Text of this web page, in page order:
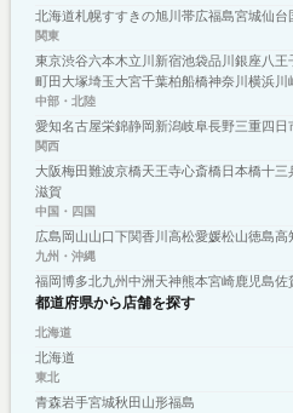
北海道札幌すすきの旭川 帯広福島宮城仙台
関東
東京渋谷六本木立川 新宿池袋品川 銀座八王
町田大塚埼玉大宮千葉柏船橋神奈川 横浜川
中部・北陸
愛知名古屋栄錦静岡新潟岐阜長野三重四日
関西
大阪梅田難波京橋天王寺心斎橋日本橋十三
滋賀
中国・四国
広島 岡山山口下関香川 高松愛媛松山徳島高
九州・沖縄
福岡博多北九州中洲 天神熊本宮崎鹿児島佐
都道府県から店舗を探す
北海道
北海道
東北
青森岩手宮城秋田 山形福島